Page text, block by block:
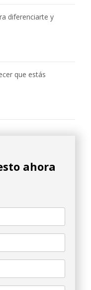
diferenciarte y
que estás